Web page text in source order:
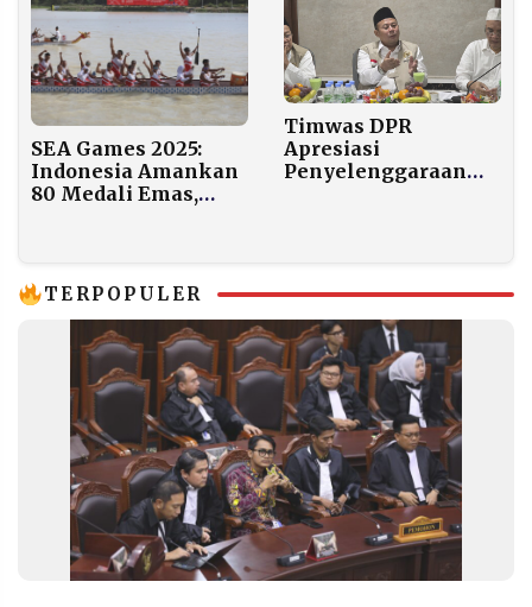
SEA Games 2025:
Indonesia Amankan
80 Medali Emas,
Timwas DPR
Apresiasi
Penyelenggaraan
TERPOPULER